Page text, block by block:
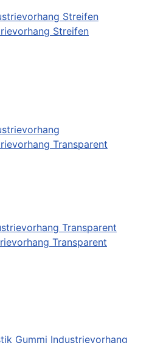
Streifen
Transparent
Transparent